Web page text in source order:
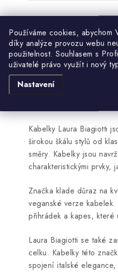
Používáme cookies, abychom
díky analýze provozu webu
použitelnost. Souhlasem s
uživatelé právo využít i nový
Nastavení
Značka
Laura Biagiotti je známá
oblečení, ale i za
která je často
Kabelky Laura Biagiotti
širokou škálu stylů od
směry. Kabelky jsou
charakteristickými prvky,
Značka klade důraz na
veganské verze
přihrádek a kapes, které
Laura Biagiotti se také
celku. Kabelky této
spojení italské elegance,